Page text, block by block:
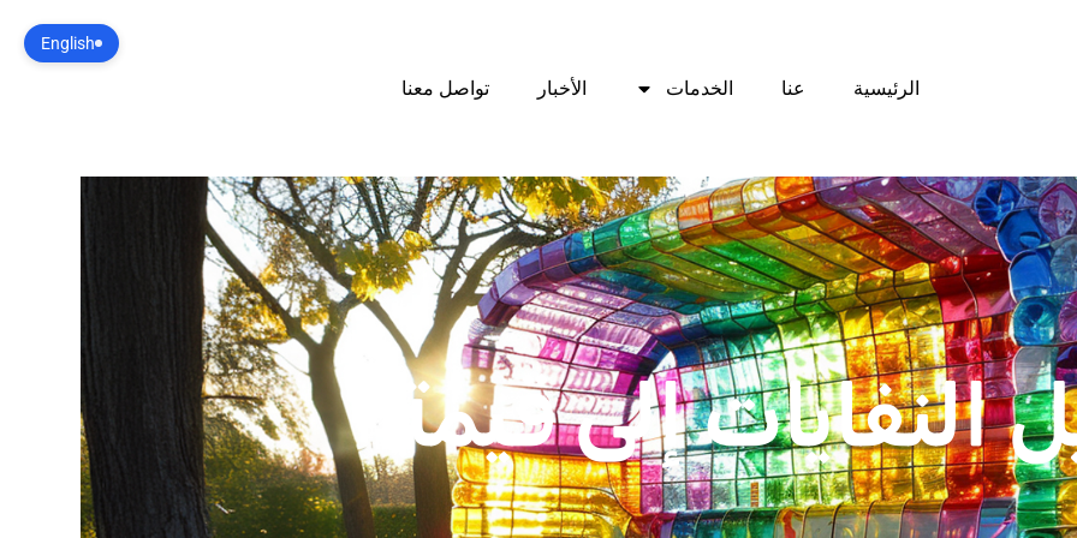
الرئيسية عنا الخدمات الأخبار تواصل معنا
English
النفايات إلى قيمة